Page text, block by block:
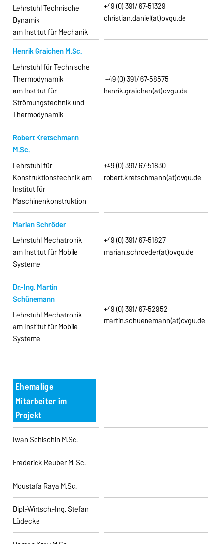
Lehrstuhl Technische
Dynamik
am Institut für Mechanik
+49 (0) 391/ 67-51329
christian.daniel(at)ovgu.de
Henrik GraichenM.Sc.
Lehrstuhl für Technische
Thermodynamik
am Institut für
Strömungstechnik und
Thermodynamik
+49 (0) 391/ 67-58575
henrik.graichen(at)ovgu.de
Robert Kretschmann
M.Sc.
Lehrstuhl für
Konstruktionstechnik am
Institut für
Maschinenkonstruktion
+49 (0) 391/ 67-51830
robert.kretschmann(at)ovgu.de
Marian Schröder
Lehrstuhl Mechatronik
am Institut für Mobile
Systeme
+49 (0) 391/ 67-51827
marian.schroeder(at)ovgu.de
Dr.-Ing. Martin
Schünemann
Lehrstuhl Mechatronik
am Institut für Mobile
Systeme
+49 (0) 391/ 67-52952
martin.schuenemann(at)ovgu.de
Ehemalige
Mitarbeiter im
Projekt
Iwan Schischin M.Sc.
Frederick Reuber M. Sc.
Moustafa Raya M.Sc.
Dipl.-Wirtsch.-Ing. Stefan
Lüdecke